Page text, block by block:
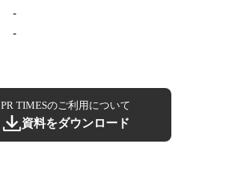
-
-
PR TIMESのご利用について
資料をダウンロード